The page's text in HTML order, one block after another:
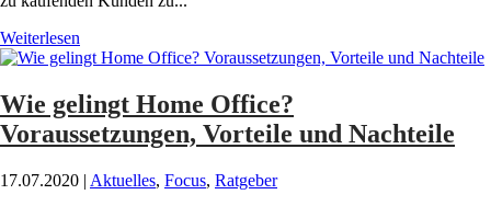
Weiterlesen
Wie gelingt Home Office?
Voraussetzungen, Vorteile und Nachteile
17.07.2020 | Aktuelles, Focus, Ratgeber